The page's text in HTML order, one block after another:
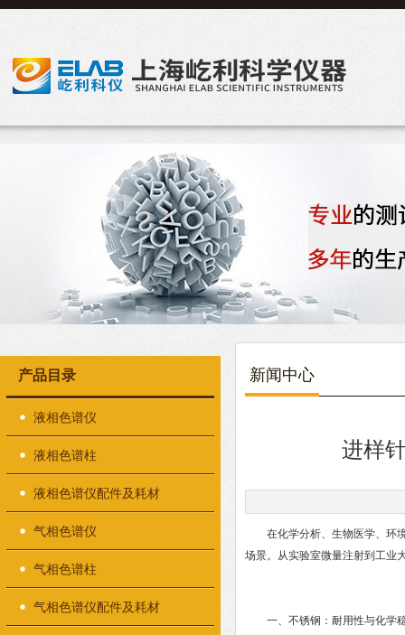
产品目录
液相色谱仪
液相色谱柱
液相色谱仪配件及耗材
气相色谱仪
气相色谱柱
气相色谱仪配件及耗材
新闻中心
进样
在化学分析、生物医学、环
场景。从实验室微量注射到工业
一、不锈钢：耐用性与化学